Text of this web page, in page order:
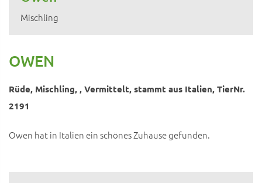
Mischling
OWEN
Rüde, Mischling, , Vermittelt, stammt aus Italien, TierNr.
2191
Owen hat in Italien ein schönes Zuhause gefunden.